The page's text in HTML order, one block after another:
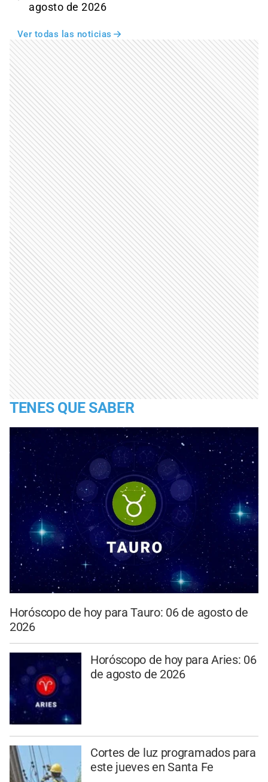
agosto de 2026
Ver todas las noticias
TENES QUE SABER
Horóscopo de hoy para Tauro: 06 de agosto de
2026
Horóscopo de hoy para Aries: 06
de agosto de 2026
Cortes de luz programados para
este jueves en Santa Fe